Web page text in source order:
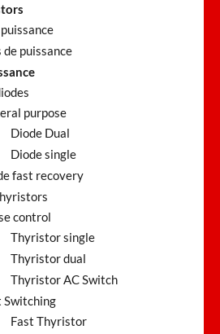
puissance
purpose
Diode Dual
Diode single
fast recovery
control
Thyristor single
Thyristor dual
Thyristor AC Switch
Switching
Fast Thyristor